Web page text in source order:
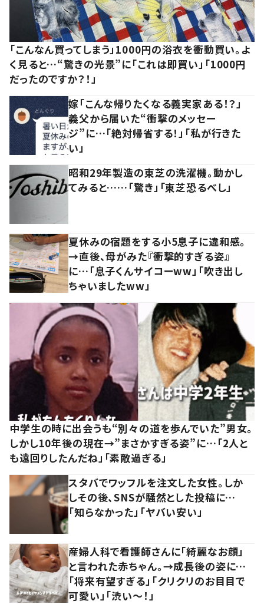
「こんなん買ってしまう」1000円の浴衣を衝動買い。よ
く見ると…“驚きの光景”に「これは即買い」「1000円
だったのですか？！」
嫁「こんな帰りたくなる義実家ある！？」
義父から届いた“衝撃のメッセー
ジ”に…「絶対帰省する！」「私が行きた
い」
昭和29年製造の東芝の洗濯機。動かし
てみると……「驚き」「東芝恐るべし」
夏休みの宿題をする小5息子に違和感。
→直後、母がみた『衝撃的すぎる姿』
に…「息子くんサイコーww」「吹き出し
ちゃいましたww」
中学生の時に出会うも“別々の道を歩んでいた”男女。
しかし10年後の現在→”まさかすぎる姿”に…「2人と
も遠回りしたんだね」「素敵過ぎる」
スタバでワッフルを注文した女性。しか
しその後、SNSが騒然とした投稿に…
「知らなかった」「ヤバい安い」
産婦人科で看護師さんに「綺麗なお顔」
と言われた赤ちゃん。→成長後の姿に…
「将来有望すぎる」「クリクリのお目目で
可愛い」「渋い～！」